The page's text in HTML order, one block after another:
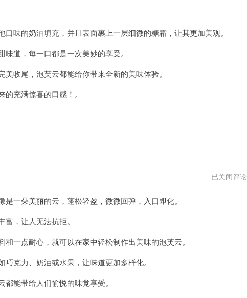
味的奶油填充，并且表面裹上一层细微的糖霜，让其更加美观。
道，每一口都是一次美妙的享受。
收尾，泡芙云都能给你带来全新的美味体验。
充满惊喜的口感！。
泡
芙
已关闭评论
一朵美丽的云，蓬松轻盈，微微回弹，入口即化。
，让人无法抗拒。
一点耐心，就可以在家中轻松制作出美味的泡芙云。
克力、奶油或水果，让味道更加多样化。
能带给人们愉悦的味觉享受。